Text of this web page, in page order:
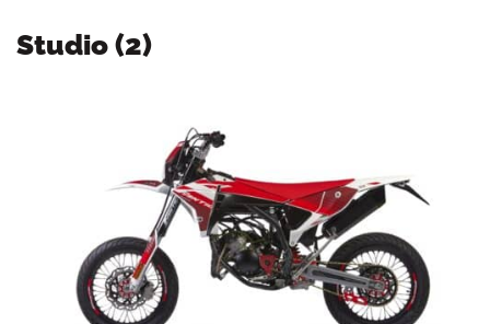
Studio (2)